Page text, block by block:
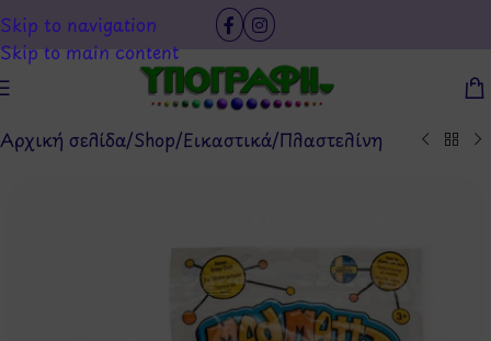
Skip to navigation
Skip to main content
Αρχική σελίδα/Shop/Εικαστικά/Πλαστελίνη